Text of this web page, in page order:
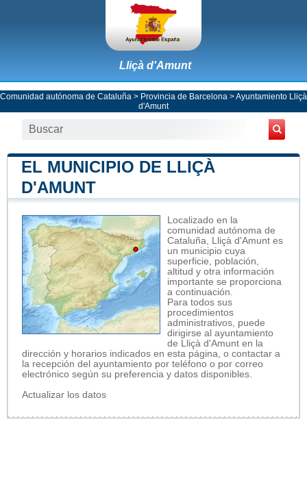
Lliçà d'Amunt
Comunidad autónoma de Cataluña > Provincia de Barcelona >Ayuntamiento Lliçà
d'Amunt
EL MUNICIPIO DE LLIÇÀ
D'AMUNT
Localizado en la
comunidad autónoma de
Cataluña, Lliçà d'Amunt es
un municipio cuya
superficie, población,
altitud y otra información
importante se proporciona
a continuación.
Para todos sus
procedimientos
administrativos, puede
dirigirse al ayuntamiento
de Lliçà d'Amunt en la
dirección y horarios indicados en esta página, o contactar a
la recepción del ayuntamiento por teléfono o por correo
electrónico según su preferencia y datos disponibles.
Actualizar los datos